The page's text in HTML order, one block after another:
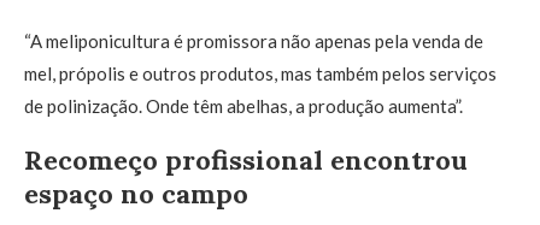
“A meliponicultura é promissora não apenas pela venda de
mel, própolis e outros produtos, mas também pelos serviços
de polinização. Onde têm abelhas, a produção aumenta”.
Recomeço profissional encontrou
espaço no campo